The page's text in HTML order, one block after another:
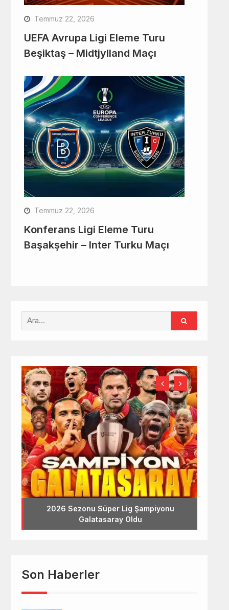
Temmuz 22, 2026
UEFA Avrupa Ligi Eleme Turu
Beşiktaş – Midtjylland Maçı
Temmuz 22, 2026
Konferans Ligi Eleme Turu
Başakşehir – Inter Turku Maçı
2026 Sezonu Süper Lig Şampiyonu
Galatasaray Oldu
Son Haberler